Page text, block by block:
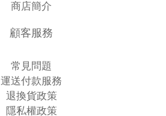
商店簡介
顧客服務
常見問題
運送付款服務
退換貨政策
隱私權政策